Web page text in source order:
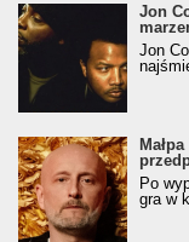
Jon
Jon
Po
gra w